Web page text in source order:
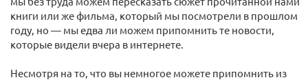
книги или же фильма, который мы посмотрели в прошлом
году, но — мы едва ли можем припомнить те новости,
которые видели вчера в интернете.
Несмотря на то, что вы немногое можете припомнить из